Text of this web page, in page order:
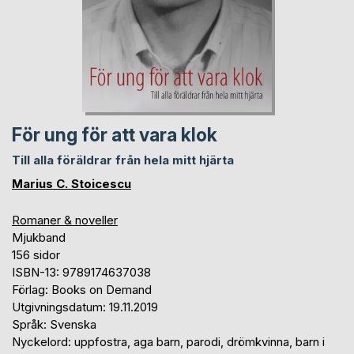
För ung för att vara klok
Till alla föräldrar från hela mitt hjärta
Marius C. Stoicescu
Romaner & noveller
Mjukband
156 sidor
ISBN-13: 9789174637038
Förlag: Books on Demand
Utgivningsdatum: 19.11.2019
Språk: Svenska
Nyckelord: uppfostra, aga barn, parodi, drömkvinna, barn i